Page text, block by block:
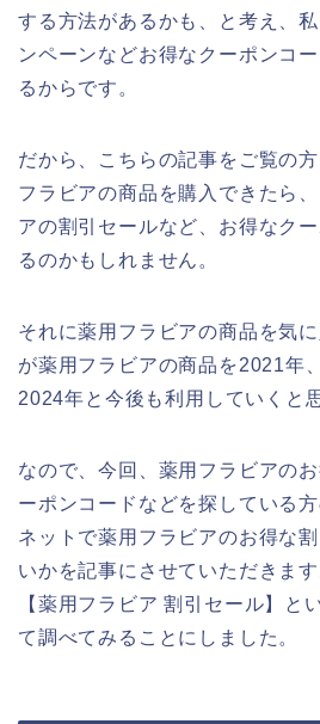
する方法があるかも、と考え、
ンペーンなどお得なクーポンコ
るからです。
だから、こちらの記事をご覧の
フラビアの商品を購入できたら
アの割引セールなど、お得なク
るのかもしれません。
それに薬用フラビアの商品を気
が薬用フラビアの商品を2021年
2024年と今後も利用していくと
なので、今回、薬用フラビアの
ーポンコードなどを探している
ネットで薬用フラビアのお得な
いかを記事にさせていただきま
【薬用フラビア 割引セール】と
て調べてみることにしました。